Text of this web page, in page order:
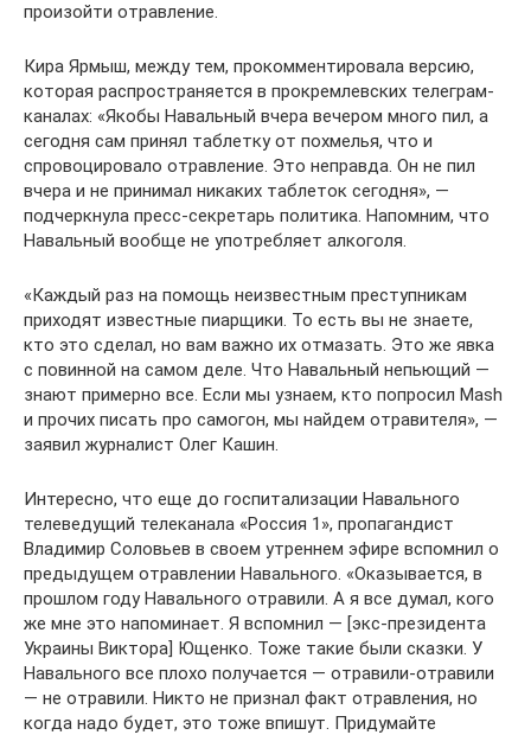
произойти отравление.
Кира Ярмыш, между тем, прокомментировала версию,
которая распространяется в прокремлевских телеграм-
каналах: «Якобы Навальный вчера вечером много пил, а
сегодня сам принял таблетку от похмелья, что и
спровоцировало отравление. Это неправда. Он не пил
вчера и не принимал никаких таблеток сегодня», —
подчеркнула пресс-секретарь политика. Напомним, что
Навальный вообще не употребляет алкоголя.
«Каждый раз на помощь неизвестным преступникам
приходят известные пиарщики. То есть вы не знаете,
кто это сделал, но вам важно их отмазать. Это же явка
с повинной на самом деле. Что Навальный непьющий —
знают примерно все. Если мы узнаем, кто попросил Mash
и прочих писать про самогон, мы найдем отравителя», —
заявил журналист Олег Кашин.
Интересно, что еще до госпитализации Навального
телеведущий телеканала «Россия 1», пропагандист
Владимир Соловьев в своем утреннем эфире вспомнил о
предыдущем отравлении Навального. «Оказывается, в
прошлом году Навального отравили. А я все думал, кого
же мне это напоминает. Я вспомнил — [экс-президента
Украины Виктора] Ющенко. Тоже такие были сказки. У
Навального все плохо получается — отравили-отравили
— не отравили. Никто не признал факт отравления, но
когда надо будет, это тоже впишут. Придумайте